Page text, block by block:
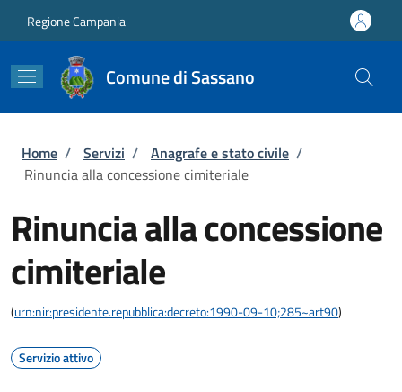
Regione Campania
Comune di Sassano
Briciole di pane
Home / Servizi / Anagrafe e stato civile /
Rinuncia alla concessione cimiteriale
Rinuncia alla concessione
cimiteriale
(urn:nir:presidente.repubblica:decreto:1990-09-10;285~art90)
Servizio attivo